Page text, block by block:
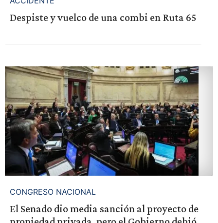
Despiste y vuelco de una combi en Ruta 65
CONGRESO NACIONAL
El Senado dio media sanción al proyecto de